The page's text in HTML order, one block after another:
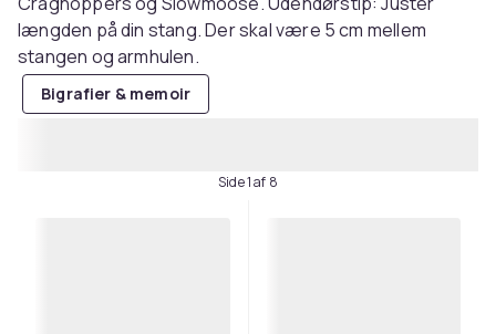
længden på din stang. Der skal være 5 cm mellem
stangen og armhulen.
Bigrafier & memoir
Side 1 af 8